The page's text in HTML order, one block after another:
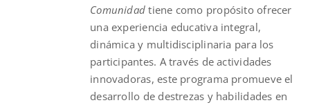
Comunidad tiene como propósito ofrecer
una experiencia educativa integral,
dinámica y multidisciplinaria para los
participantes. A través de actividades
innovadoras, este programa promueve el
desarrollo de destrezas y habilidades en